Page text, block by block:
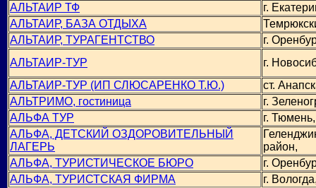
АЛЬТАИР ТФ
г.
АЛЬТАИР, БАЗА ОТДЫХА
АЛЬТАИР, ТУРАГЕНТСТВО
г.
АЛЬТАИР-ТУР
г.
АЛЬТАИР-ТУР (ИП СЛЮСАРЕНКО Т.Ю.)
ст.
АЛЬТРИМО, гостиница
г.
АЛЬФА ТУР
г. Тюмень,
АЛЬФА, ДЕТСКИЙ ОЗДОРОВИТЕЛЬНЫЙ
ЛАГЕРЬ
район,
АЛЬФА, ТУРИСТИЧЕСКОЕ БЮРО
г.
АЛЬФА, ТУРИСТСКАЯ ФИРМА
г.